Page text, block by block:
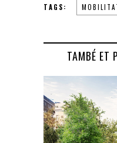
TAGS:
TAMBÉ ET